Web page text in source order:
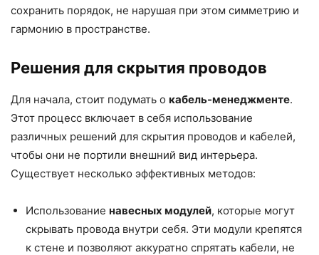
сохранить порядок, не нарушая при этом симметрию и
гармонию в пространстве.
Решения для скрытия проводов
Для начала, стоит подумать о кабель-менеджменте.
Этот процесс включает в себя использование
различных решений для скрытия проводов и кабелей,
чтобы они не портили внешний вид интерьера.
Существует несколько эффективных методов:
Использование навесных модулей, которые могут
скрывать провода внутри себя. Эти модули крепятся
к стене и позволяют аккуратно спрятать кабели, не